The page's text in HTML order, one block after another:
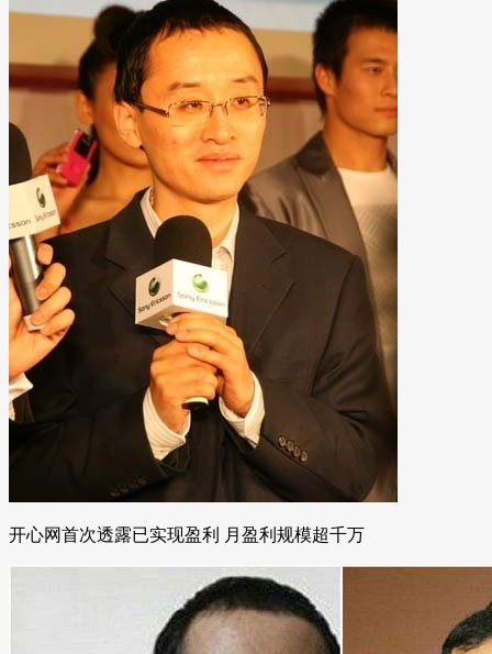
开心网首次透露已实现盈利 月盈利规模超千万